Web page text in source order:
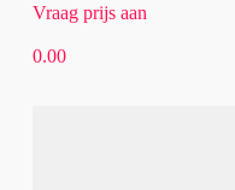
Vraag prijs aan
0.00